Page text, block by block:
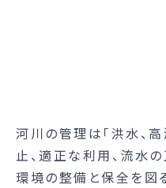
河川の管理は「洪水、
止、適正な利用、流水
環境の整備と保全を図